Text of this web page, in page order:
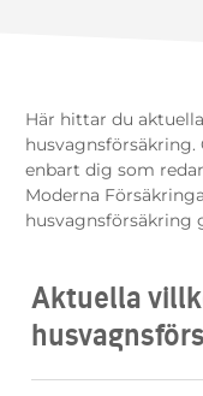
Här hittar du
enbart dig som
Moderna
husvagnsförsäkring
Aktuella